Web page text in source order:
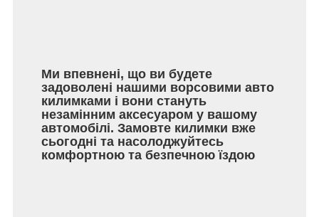
Ми впевнені, що ви будете
задоволені нашими ворсовими авто
килимками і вони стануть
незамінним аксесуаром у вашому
автомобілі. Замовте килимки вже
сьогодні та насолоджуйтесь
комфортною та безпечною їздою